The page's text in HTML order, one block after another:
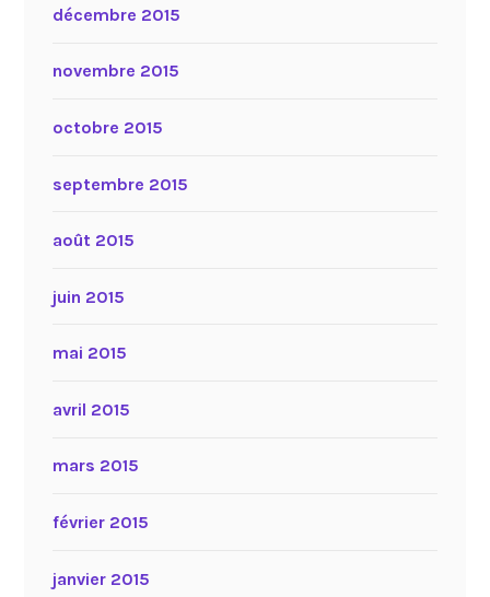
décembre 2015
novembre 2015
octobre 2015
septembre 2015
août 2015
juin 2015
mai 2015
avril 2015
mars 2015
février 2015
janvier 2015